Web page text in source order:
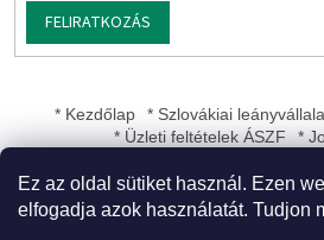
Ez az oldal sütiket használ. Ezen
elfogadja azok használatát. Tudjon
FELIRATKOZÁS
* Kezdőlap * Szlovákiai
* Üzleti feltételek ÁSZF
*